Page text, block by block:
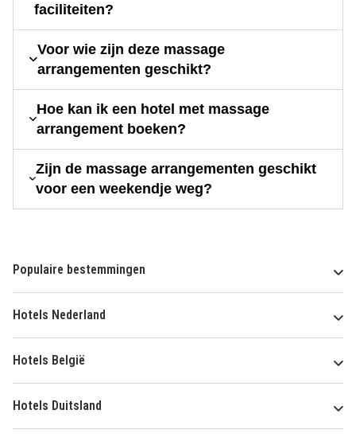
faciliteiten?
Voor wie zijn deze massage
arrangementen geschikt?
Hoe kan ik een hotel met massage
arrangement boeken?
Zijn de massage arrangementen geschikt
voor een weekendje weg?
Populaire bestemmingen
Hotels Nederland
Hotels België
Hotels Duitsland